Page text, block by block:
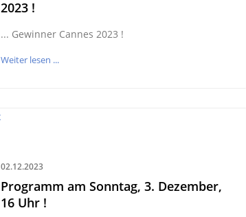
2023 !
... Gewinner Cannes 2023 !
Weiter lesen ...
02.12.2023
Programm am Sonntag, 3. Dezember,
16 Uhr !